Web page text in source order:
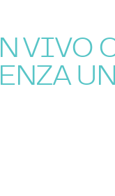
VIVO
UN